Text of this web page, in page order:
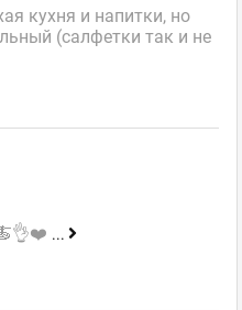
кухня и напитки, но
(салфетки так и не
...